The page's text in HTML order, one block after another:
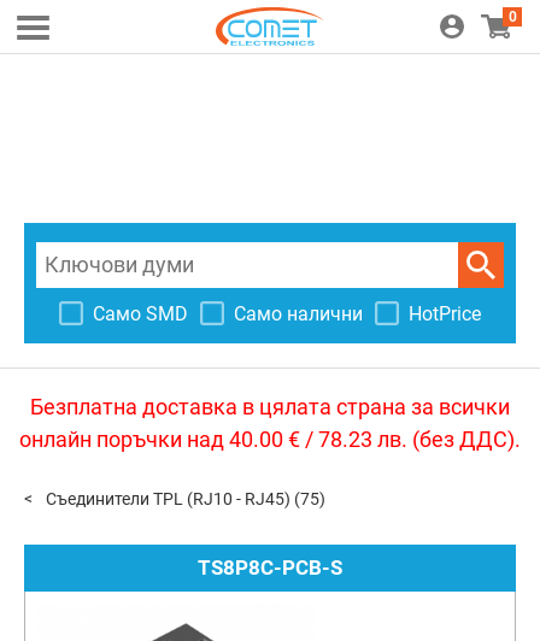
0
Само SMD Само налични HotPrice
Безплатна доставка в цялата страна за всички
онлайн поръчки над 40.00 € / 78.23 лв. (без ДДС).
Съединители TPL (RJ10 - RJ45) (75)
TS8P8C-PCB-S